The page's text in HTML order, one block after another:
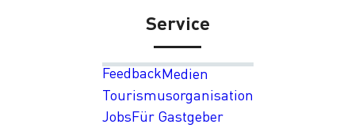
Service
FeedbackMedien
Tourismusorganisation
JobsFür Gastgeber